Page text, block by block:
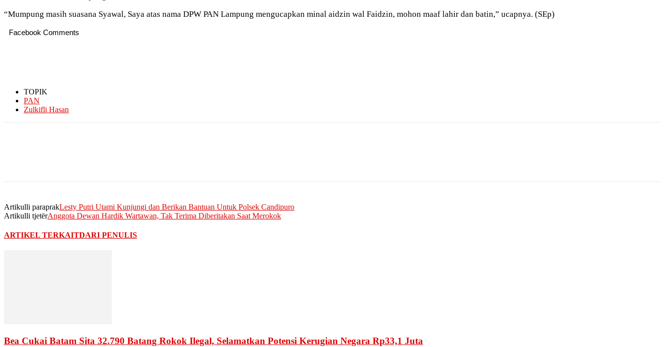
“Mumpung masih suasana Syawal, Saya atas nama DPW PAN Lampung mengucapkan minal aidzin wal Faidzin, mohon maaf lahir dan batin,” ucapnya. (SEp)
Facebook Comments
TOPIK
PAN
Zulkifli Hasan
Artikulli paraprakLesty Putri Utami Kunjungi dan Berikan Bantuan Untuk Polsek Candipuro
Artikulli tjetërAnggota Dewan Hardik Wartawan, Tak Terima Diberitakan Saat Merokok
ARTIKEL TERKAITDARI PENULIS
Bea Cukai Batam Sita 32.790 Batang Rokok Ilegal, Selamatkan Potensi Kerugian Negara Rp33,1 Juta